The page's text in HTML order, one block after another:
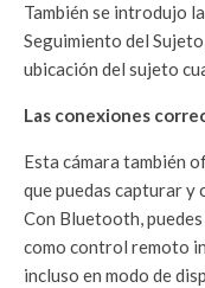
También se introdujo
Seguimiento del
ubicación del sujeto
Las conexiones
Esta cámara también
que puedas capturar
Con Bluetooth,
como control remoto
incluso en modo de